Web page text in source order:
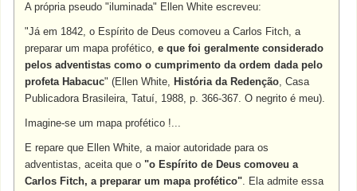
A própria pseudo "iluminada" Ellen White escreveu:
"Já em 1842, o Espírito de Deus comoveu a Carlos Fitch, a
preparar um mapa profético,e que foi geralmente considerado
pelos adventistas como o cumprimento da ordem dada pelo
profeta Habacuc" (Ellen White, História da Redenção, Casa
Publicadora Brasileira, Tatuí, 1988, p. 366-367. O negrito é meu).
Imagine-se um mapa profético !...
E repare que Ellen White, a maior autoridade para os
adventistas, aceita que o "o Espírito de Deus comoveu a
Carlos Fitch, a preparar um mapa profético". Ela admite essa